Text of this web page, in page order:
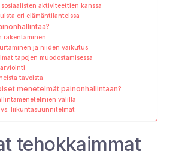
aktiviteettien kanssa
eri elämäntilanteissa
rakentaminen
ja niiden vaikutus
tapojen muodostamisessa
tavoista
menetelmät painonhallintaan?
välillä
liikuntasuunnitelmat
tehokkaimmat